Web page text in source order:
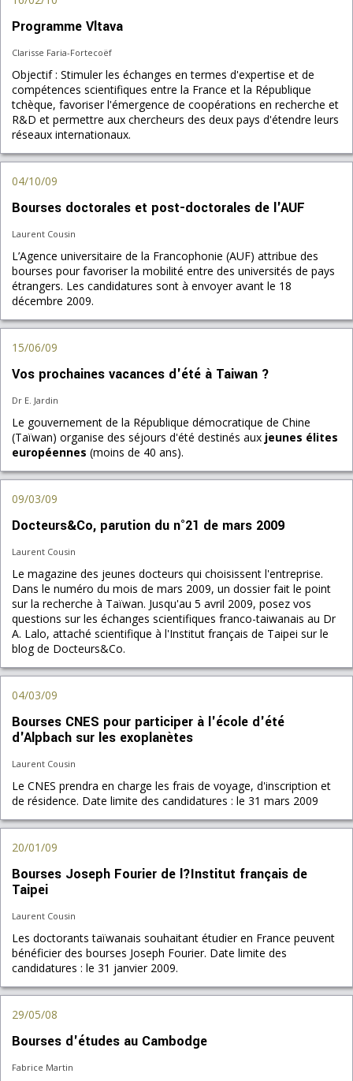
Programme Vltava
Clarisse Faria-Fortecoëf
Objectif : Stimuler les échanges en termes d'expertise et de
compétences scientifiques entre la France et la République
tchèque, favoriser l'émergence de coopérations en recherche et
R&D et permettre aux chercheurs des deux pays d'étendre leurs
réseaux internationaux.
04/10/09
Bourses doctorales et post-doctorales de l'AUF
Laurent Cousin
L’Agence universitaire de la Francophonie (AUF) attribue des
bourses pour favoriser la mobilité entre des universités de pays
étrangers. Les candidatures sont à envoyer avant le 18
décembre 2009.
15/06/09
Vos prochaines vacances d'été à Taiwan ?
Dr E. Jardin
Le gouvernement de la République démocratique de Chine
(Taïwan) organise des séjours d'été destinés aux jeunes élites
européennes (moins de 40 ans).
09/03/09
Docteurs&Co, parution du n°21 de mars 2009
Laurent Cousin
Le magazine des jeunes docteurs qui choisissent l'entreprise.
Dans le numéro du mois de mars 2009, un dossier fait le point
sur la recherche à Taïwan. Jusqu'au 5 avril 2009, posez vos
questions sur les échanges scientifiques franco-taiwanais au Dr
A. Lalo, attaché scientifique à l'Institut français de Taipei sur le
blog de Docteurs&Co.
04/03/09
Bourses CNES pour participer à l'école d'été
d'Alpbach sur les exoplanètes
Laurent Cousin
Le CNES prendra en charge les frais de voyage, d'inscription et
de résidence. Date limite des candidatures : le 31 mars 2009
20/01/09
Bourses Joseph Fourier de l?Institut français de
Taipei
Laurent Cousin
Les doctorants taïwanais souhaitant étudier en France peuvent
bénéficier des bourses Joseph Fourier. Date limite des
candidatures : le 31 janvier 2009.
29/05/08
Bourses d'études au Cambodge
Fabrice Martin